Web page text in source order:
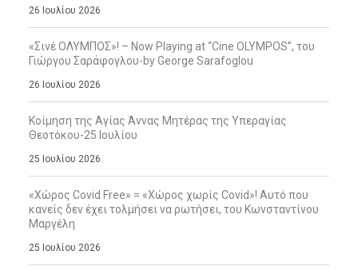
26 Ιουλίου 2026
«Σινέ ΟΛΥΜΠΟΣ»! – Now Playing at “Cine OLYMPOS”, του
Γιώργου Σαράφογλου-by George Sarafoglou
26 Ιουλίου 2026
Κοίμηση της Αγίας Άννας Μητέρας της Υπεραγίας
Θεοτόκου-25 Ιουλίου
25 Ιουλίου 2026
«Χώρος Covid Free» = «Χώρος χωρίς Covid»! Αυτό που
κανείς δεν έχει τολμήσει να ρωτήσει, του Κωνσταντίνου
Μαργέλη
25 Ιουλίου 2026